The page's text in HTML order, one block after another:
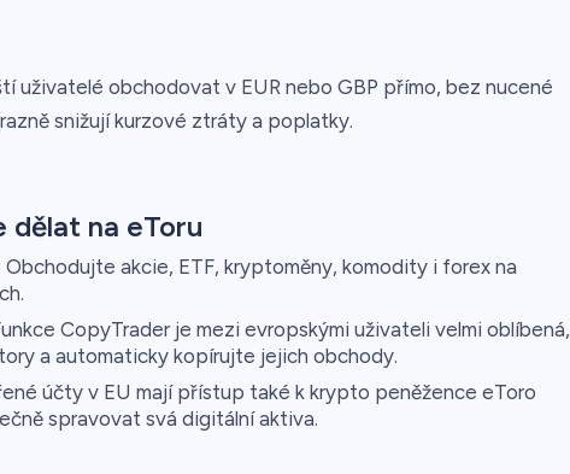
uživatelé obchodovat v EUR nebo GBP přímo, bez nucené
snižují kurzové ztráty a poplatky.
dělat na eToru
Obchodujte akcie, ETF, kryptoměny, komodity i forex na
CopyTrader je mezi evropskými uživateli velmi oblíbená,
a automaticky kopírujte jejich obchody.
účty v EU mají přístup také k krypto peněžence eToro
spravovat svá digitální aktiva.